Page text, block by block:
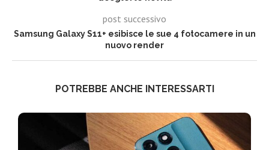
post successivo
Samsung Galaxy S11+ esibisce le sue 4 fotocamere in un
nuovo render
POTREBBE ANCHE INTERESSARTI